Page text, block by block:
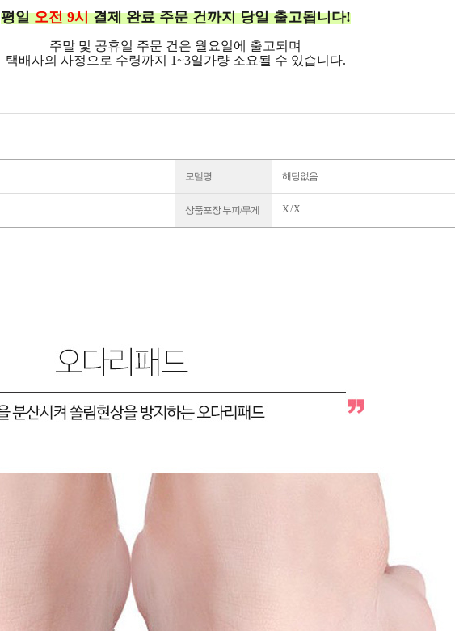
평일오전 9시결제 완료 주문 건까지 당일 출고됩니다!
주말 및 공휴일 주문 건은 월요일에 출고되며
택배사의 사정으로 수령까지 1~3일가량 소요될 수 있습니다.
모델명 해당없음
상품포장 부피/무게 X / X